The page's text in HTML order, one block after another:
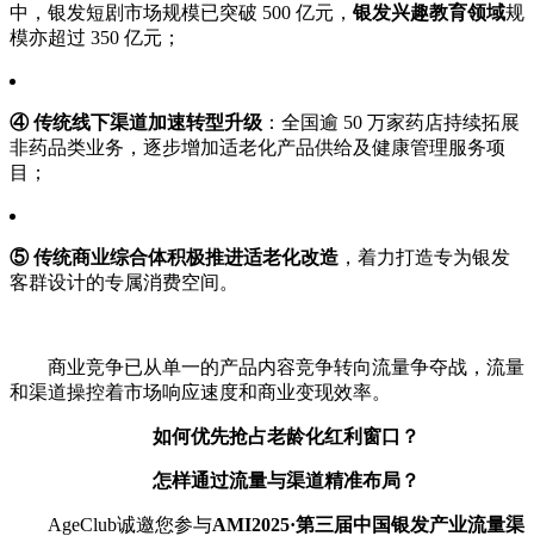
中，银发短剧市场规模已突破 500 亿元，银发兴趣教育领域规
模亦超过 350 亿元；
④ 传统线下渠道加速转型升级 ：全国逾 50 万家药店持续拓展
非药品类业务，逐步增加适老化产品供给及健康管理服务项
目；
⑤ 传统商业综合体积极推进适老化改造 ，着力打造专为银发
客群设计的专属消费空间。
商业竞争已从单一的产品内容竞争转向流量争夺战，流量
和渠道操控着市场响应速度和商业变现效率。
如何优先抢占老龄化红利窗口？
怎样通过流量与渠道精准布局？
AgeClub诚邀您参与AMI2025·第三届中国银发产业流量渠